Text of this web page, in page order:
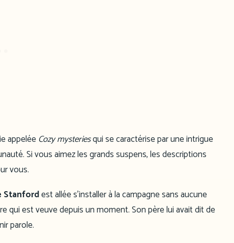
appelée Cozy mysteriesqui se caractérise par une intrigue
Si vous aimez les grands suspens, les descriptions
vous.
Stanfordest allée s’installer à la campagne sans aucune
qui est veuve depuis un moment. Son père lui avait dit de
parole.